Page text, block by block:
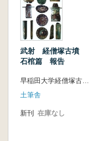
武射 経僧塚古墳
石棺篇 報告
土筆舎
新刊 在庫なし